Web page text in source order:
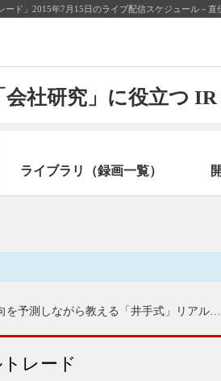
ド」2015年7月15日のライブ配信スケジュール－直
会社研究」に役立つ
ライブラリ（録画一覧）
人気トレーダー育成講師が相場動向を予測しながら教える「井手式」リアルタイムチャート分析セミナー
レード